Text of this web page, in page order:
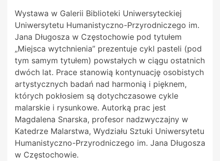
Wystawa w Galerii Biblioteki Uniwersyteckiej
Uniwersytetu Humanistyczno-Przyrodniczego im.
Jana Długosza w Częstochowie pod tytułem
„Miejsca wytchnienia” prezentuje cykl pasteli (pod
tym samym tytułem) powstałych w ciągu ostatnich
dwóch lat. Prace stanowią kontynuację osobistych
artystycznych badań nad harmonią i pięknem,
których pokłosiem są dotychczasowe cykle
malarskie i rysunkowe. Autorką prac jest
Magdalena Snarska, profesor nadzwyczajny w
Katedrze Malarstwa, Wydziału Sztuki Uniwersytetu
Humanistyczno-Przyrodniczego im. Jana Długosza
w Częstochowie.